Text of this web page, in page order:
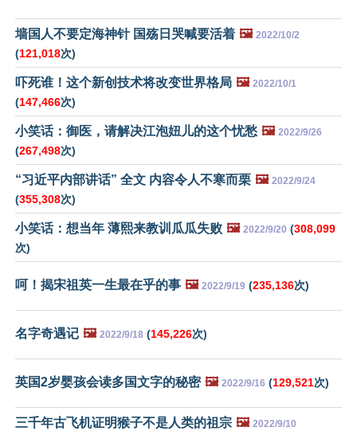
墙国人不要定海神针 国殇日哭喊要活着 🖼️ 2022/10/2
(121,018次)
吓死谁！这个新创技术将改变世界格局 🖼️ 2022/10/1
(147,466次)
小笑话：御医，请解决江泡妞儿的这个忧愁 🖼️ 2022/9/26
(267,498次)
“习近平内部讲话” 全文 内容令人不寒而栗 🖼️ 2022/9/24
(355,308次)
小笑话：想当年 薄熙来教训瓜瓜失败 🖼️ 2022/9/20 (308,099
次)
呵！揭宋祖英一生最在乎的事 🖼️ 2022/9/19 (235,136次)
名字奇遇记 🖼️ 2022/9/18 (145,226次)
英国2岁婴孩会读多国文字的秘密 🖼️ 2022/9/16 (129,521次)
三千年古飞机证明猴子不是人类的祖宗 🖼️ 2022/9/10